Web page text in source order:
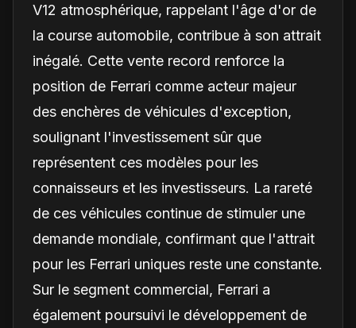
V12 atmosphérique, rappelant l'âge d'or de
la course automobile, contribue à son attrait
inégalé. Cette vente record renforce la
position de Ferrari comme acteur majeur
des enchères de véhicules d'exception,
soulignant l'investissement sûr que
représentent ces modèles pour les
connaisseurs et les investisseurs. La rareté
de ces véhicules continue de stimuler une
demande mondiale, confirmant que l'attrait
pour les Ferrari uniques reste une constante.
Sur le segment commercial, Ferrari a
également poursuivi le développement de